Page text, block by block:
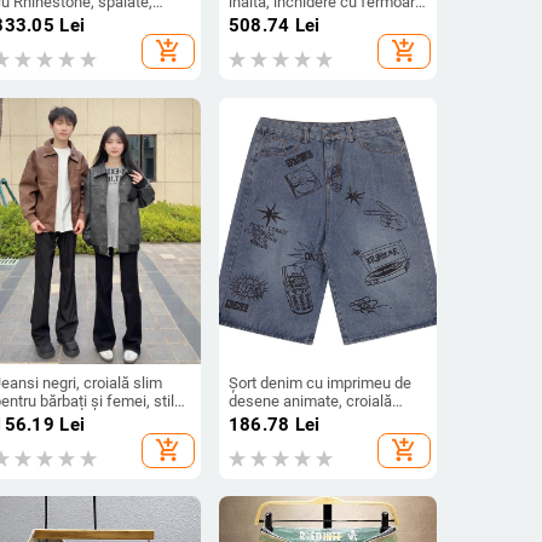
ușoară, croială dreaptă
talie medie, fermoar
Lei
add_shopping_cart
țesătură din bumbac 95%,
spălați, uzură
508.74 Lei
add_shopping_cart
negri, croială slim
bărbați și femei, stil
ușoară evazare la
Lei
add_shopping_cart
Șort denim cu imprimeu de
desene animate, croială
lejeră, talie medie, fermoar
186.78 Lei
add_shopping_cart